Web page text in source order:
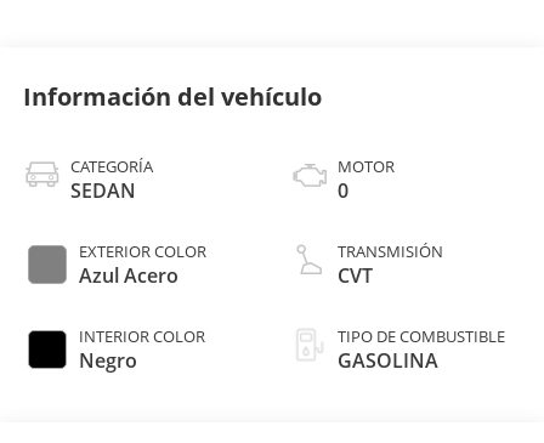
Información del vehículo
CATEGORÍA
SEDAN
EXTERIOR COLOR
Azul Acero
INTERIOR COLOR
Negro
MOTOR
0
TRANSMISIÓN
CVT
TIPO DE COMBUSTIBLE
GASOLINA